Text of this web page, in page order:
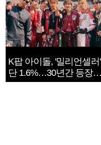
K팝 아이돌, '밀리언셀러'
단 1.6%…30년간 등장
1182개팀 전수조사